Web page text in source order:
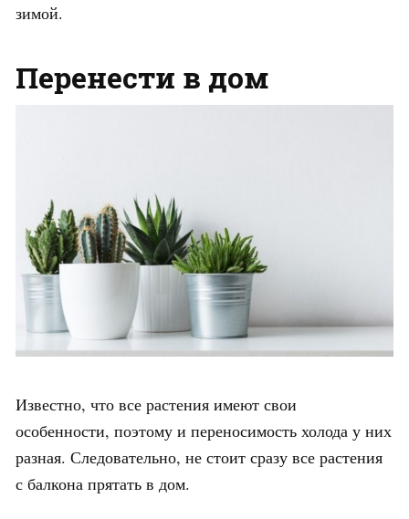
зимой.
Перенести в дом
Известно, что все растения имеют свои
особенности, поэтому и переносимость холода у них
разная. Следовательно, не стоит сразу все растения
с балкона прятать в дом.